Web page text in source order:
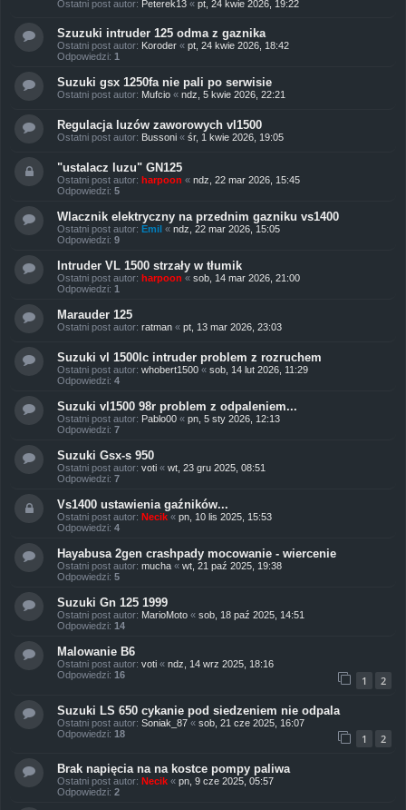
Ostatni post autor: Peterek13 « pt, 24 kwie 2026, 19:22
Szuzuki intruder 125 odma z gaznika
Ostatni post autor: Koroder « pt, 24 kwie 2026, 18:42
Odpowiedzi: 1
Suzuki gsx 1250fa nie pali po serwisie
Ostatni post autor: Mufcio « ndz, 5 kwie 2026, 22:21
Regulacja luzów zaworowych vl1500
Ostatni post autor: Bussoni « śr, 1 kwie 2026, 19:05
"ustalacz luzu" GN125
Ostatni post autor: harpoon « ndz, 22 mar 2026, 15:45
Odpowiedzi: 5
Wlacznik elektryczny na przednim gazniku vs1400
Ostatni post autor: Emil « ndz, 22 mar 2026, 15:05
Odpowiedzi: 9
Intruder VL 1500 strzały w tłumik
Ostatni post autor: harpoon « sob, 14 mar 2026, 21:00
Odpowiedzi: 1
Marauder 125
Ostatni post autor: ratman « pt, 13 mar 2026, 23:03
Suzuki vl 1500lc intruder problem z rozruchem
Ostatni post autor: whobert1500 « sob, 14 lut 2026, 11:29
Odpowiedzi: 4
Suzuki vl1500 98r problem z odpaleniem...
Ostatni post autor: Pablo00 « pn, 5 sty 2026, 12:13
Odpowiedzi: 7
Suzuki Gsx-s 950
Ostatni post autor: voti « wt, 23 gru 2025, 08:51
Odpowiedzi: 7
Vs1400 ustawienia gaźników...
Ostatni post autor: Necik « pn, 10 lis 2025, 15:53
Odpowiedzi: 4
Hayabusa 2gen crashpady mocowanie - wiercenie
Ostatni post autor: mucha « wt, 21 paź 2025, 19:38
Odpowiedzi: 5
Suzuki Gn 125 1999
Ostatni post autor: MarioMoto « sob, 18 paź 2025, 14:51
Odpowiedzi: 14
Malowanie B6
Ostatni post autor: voti « ndz, 14 wrz 2025, 18:16
Odpowiedzi: 16 1 2
Suzuki LS 650 cykanie pod siedzeniem nie odpala
Ostatni post autor: Soniak_87 « sob, 21 cze 2025, 16:07
Odpowiedzi: 18 1 2
Brak napięcia na na kostce pompy paliwa
Ostatni post autor: Necik « pn, 9 cze 2025, 05:57
Odpowiedzi: 2